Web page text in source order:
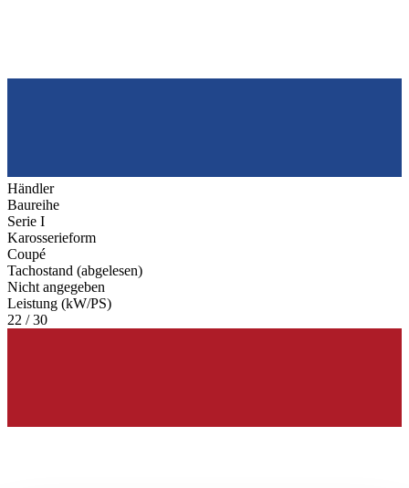
Händler
Baureihe
Serie I
Karosserieform
Coupé
Tachostand (abgelesen)
Nicht angegeben
Leistung (kW/PS)
22 / 30